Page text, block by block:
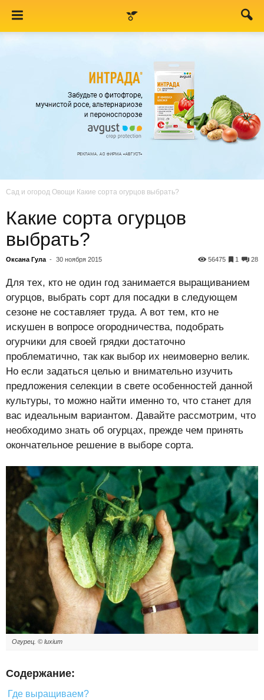
Сад и огород Овощи Какие сорта огурцов выбрать?
Какие сорта огурцов
выбрать?
Оксана Гула - 30 ноября 2015 28
1
56475
Для тех, кто не один год занимается выращиванием
огурцов, выбрать сорт для посадки в следующем
сезоне не составляет труда. А вот тем, кто не
искушен в вопросе огородничества, подобрать
огурчики для своей грядки достаточно
проблематично, так как выбор их неимоверно велик.
Но если задаться целью и внимательно изучить
предложения селекции в свете особенностей данной
культуры, то можно найти именно то, что станет для
вас идеальным вариантом. Давайте рассмотрим, что
необходимо знать об огурцах, прежде чем принять
окончательное решение в выборе сорта.
Огурец. © luxium
Содержание:
Где выращиваем?